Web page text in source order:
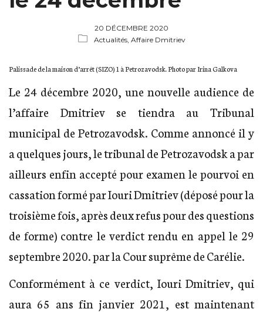
20 DÉCEMBRE 2020
Actualités, Affaire Dmitriev
Palissade de la maison d’arrêt (SIZO) 1 à Petrozavodsk. Photo par Irina Galkova
Le 24 décembre 2020, une nouvelle audience de
l’affaire Dmitriev se tiendra au Tribunal
municipal de Petrozavodsk. Comme annoncé il y
a quelques jours, le tribunal de Petrozavodsk a par
ailleurs enfin accepté pour examen le pourvoi en
cassation formé par Iouri Dmitriev (déposé pour la
troisième fois, après deux refus pour des questions
de forme) contre le verdict rendu en appel le 29
septembre 2020. par la Cour suprême de Carélie.
Conformément à ce verdict, Iouri Dmitriev, qui
aura 65 ans fin janvier 2021, est maintenant